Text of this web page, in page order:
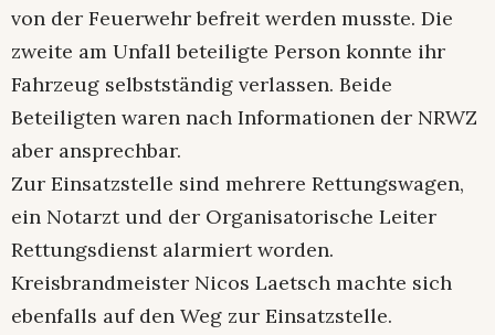
von der Feuerwehr befreit werden musste. Die
zweite am Unfall beteiligte Person konnte ihr
Fahrzeug selbstständig verlassen. Beide
Beteiligten waren nach Informationen der NRWZ
aber ansprechbar.
Zur Einsatzstelle sind mehrere Rettungswagen,
ein Notarzt und der Organisatorische Leiter
Rettungsdienst alarmiert worden.
Kreisbrandmeister Nicos Laetsch machte sich
ebenfalls auf den Weg zur Einsatzstelle.